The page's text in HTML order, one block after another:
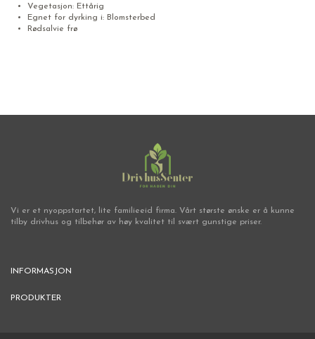
Vegetasjon: Ettårig
Egnet for dyrking i: Blomsterbed
Rødsalvie frø
Vi er et nyoppstartet, lite familieeid firma. Vårt største ønske er å kunne
tilby drivhus og tilbehør av høy kvalitet til svært gunstige priser.
INFORMASJON
PRODUKTER